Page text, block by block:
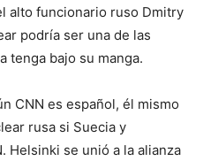
alto funcionario ruso Dmitry
podría ser una de las
tenga bajo su manga.
CNN es español, él mismo
rusa si Suecia y
Helsinki se unió a la alianza